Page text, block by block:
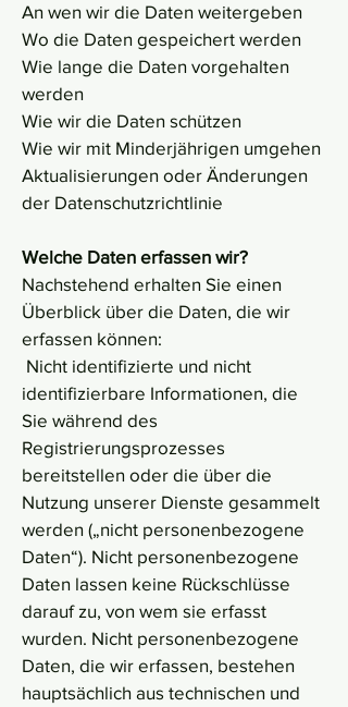
An wen wir die Daten weitergeben
Wo die Daten gespeichert werden
Wie lange die Daten vorgehalten
werden
Wie wir die Daten schützen
Wie wir mit Minderjährigen umgehen
Aktualisierungen oder Änderungen
der Datenschutzrichtlinie
Welche Daten erfassen wir?
Nachstehend erhalten Sie einen
Überblick über die Daten, die wir
erfassen können:
Nicht identifizierte und nicht
identifizierbare Informationen, die
Sie während des
Registrierungsprozesses
bereitstellen oder die über die
Nutzung unserer Dienste gesammelt
werden („nicht personenbezogene
Daten“). Nicht personenbezogene
Daten lassen keine Rückschlüsse
darauf zu, von wem sie erfasst
wurden. Nicht personenbezogene
Daten, die wir erfassen, bestehen
hauptsächlich aus technischen und